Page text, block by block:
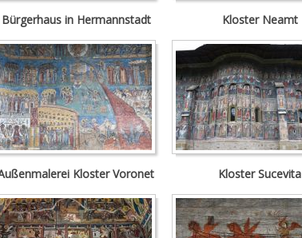
Bürgerhaus in Hermannstadt Kloster Neamt
Kloster Voronet Kloster Sucevita